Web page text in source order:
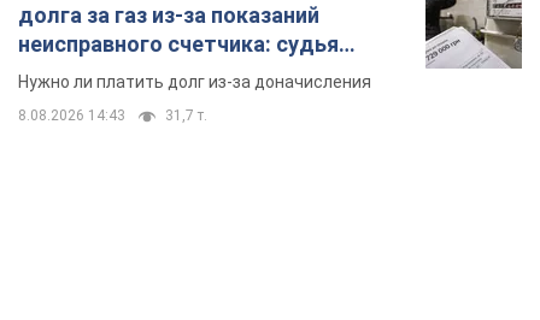
долга за газ из-за показаний
неисправного счетчика: судья
вынес неожиданное решение
Нужно ли платить долг из-за доначисления
8.08.2026 14:43 31,7 т.